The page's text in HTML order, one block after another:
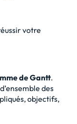
votre
de Gantt.
des
objectifs,